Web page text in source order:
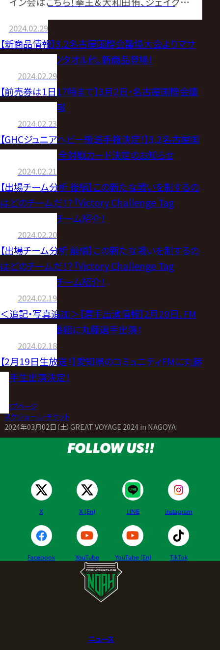
ー登場！3.2名古屋国際会議場サイン会登場選
手決定！（3.1追記）
2024.02.29
【新商品情報】3.2名古屋国際会議場大会よりマサ
北宮新スポーツタオル他、新商品登場！
2024.02.29
【前売券は1日17時まで】3月2日・名古屋国際会議
場大会直前情報
2024.02.23
【GHCジュニアヘビー級選手権決定！】3.2名古屋国
際会議場大会 全対戦カード決定のお知らせ
2024.02.21
【出場チーム分析 後編】この新たな戦いを制するの
はどのチームだ！？「Victory Challenge Tag
League」出場チーム紹介！
2024.02.20
【出場チーム分析 前編】この新たな戦いを制するの
はどのチームだ！？「Victory Challenge Tag
League」出場チーム紹介！
2024.02.19
＜追記・写真追加＞【選手出演情報】2月20日、FM
AICHI お昼の番組に丸藤選手出演！
2024.02.18
【2月19日生放送！】愛知県のコミュニティFMに丸藤
選手生出演決定！
トップページ
>スケジュール・チケット
2024年03月02日（土）GREAT VOYAGE 2024 in NAGOYA
FOLLOW US!!
X X (En) LINE Instagram
Facebook YouTube YouTube (En) TikTok
ニュース